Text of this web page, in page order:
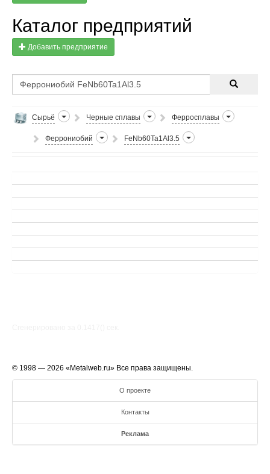
Каталог предприятий
Добавить предприятие
Сырьё Черные сплавы Ферросплавы
Феррониобий FeNb60Ta1Al3.5
© 1998 — 2026 «Metalweb.ru» Все права защищены.
О проекте
Контакты
Реклама